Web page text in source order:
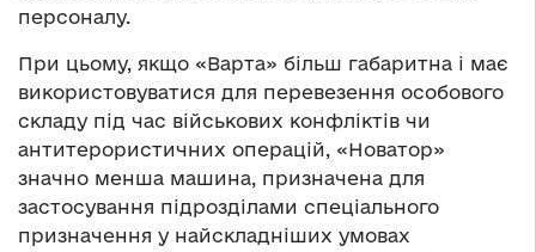
персоналу.
При цьому, якщо «Варта» більш габаритна і має
використовуватися для перевезення особового
складу під час військових конфліктів чи
антитерористичних операцій, «Новатор»
значно менша машина, призначена для
застосування підрозділами спеціального
призначення у найскладніших умовах